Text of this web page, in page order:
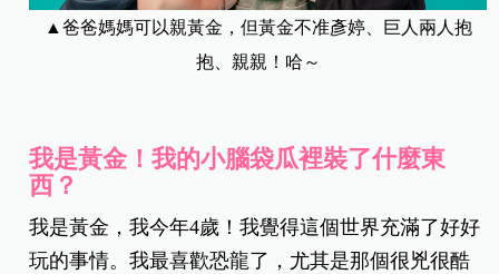
▲爸爸媽媽可以親黃金，但黃金不准彥婷、巨人兩人抱
抱、親親！哈～
我是黃金！我的小腦袋瓜裡裝了什麼東
西？
我是黃金，我今年4歲！我覺得這個世界充滿了好好
玩的事情。我最喜歡恐龍了，尤其是那個很兇很酷